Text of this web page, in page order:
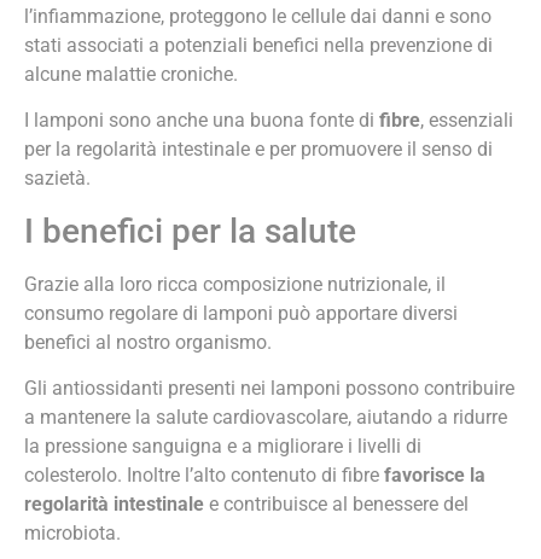
l’infiammazione, proteggono le cellule dai danni e sono
stati associati a potenziali benefici nella prevenzione di
alcune malattie croniche.
I lamponi sono anche una buona fonte di fibre, essenziali
per la regolarità intestinale e per promuovere il senso di
sazietà.
I benefici per la salute
Grazie alla loro ricca composizione nutrizionale, il
consumo regolare di lamponi può apportare diversi
benefici al nostro organismo.
Gli antiossidanti presenti nei lamponi possono contribuire
a mantenere la salute cardiovascolare, aiutando a ridurre
la pressione sanguigna e a migliorare i livelli di
colesterolo. Inoltre l’alto contenuto di fibre favorisce la
regolarità intestinale e contribuisce al benessere del
microbiota.